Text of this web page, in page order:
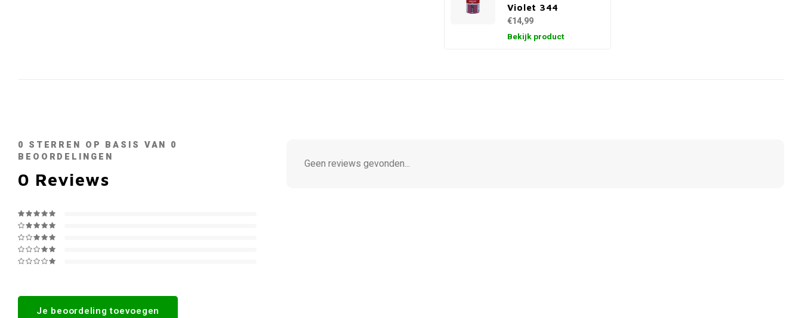
Violet 344
€14,99
Bekijk product
0 STERREN OP BASIS VAN 0
BEOORDELINGEN
0 Reviews
Je beoordeling toevoegen
Geen reviews gevonden...